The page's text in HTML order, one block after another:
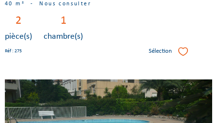
40 m² - Nous consulter
2
pièce(s)
1
chambre(s)
Réf : 275 Sélection Sélectionner